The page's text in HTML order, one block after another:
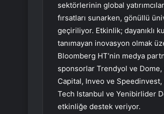
sektörlerinin global
fırsatları sunarken, gönüllü
geçiriliyor. Etkinlik; dayanıklı
tanımayan inovasyon olmak
Bloomberg HT’nin medya
sponsorlar Trendyol ve Dome,
Capital, Inveo ve
Tech Istanbul ve Yenibirlider
etkinliğe destek veriyor.